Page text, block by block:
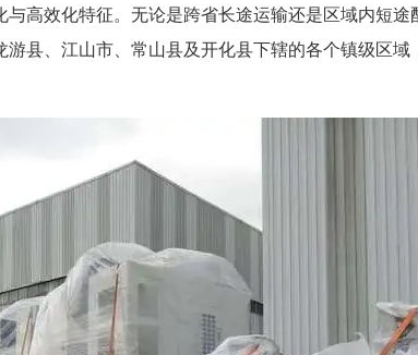
高效化特征。无论是跨省长途运输还是区域内短
县、江山市、常山县及开化县下辖的各个镇级区